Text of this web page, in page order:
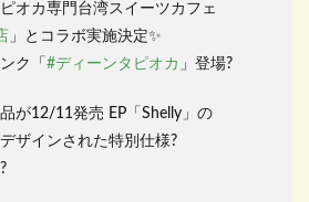
オカ専門台湾スイーツカフェ
」とコラボ実施決定✨
ク「 #ディーンタピオカ 」登場?
が12/11発売 EP「Shelly」の
ザインされた特別仕様?